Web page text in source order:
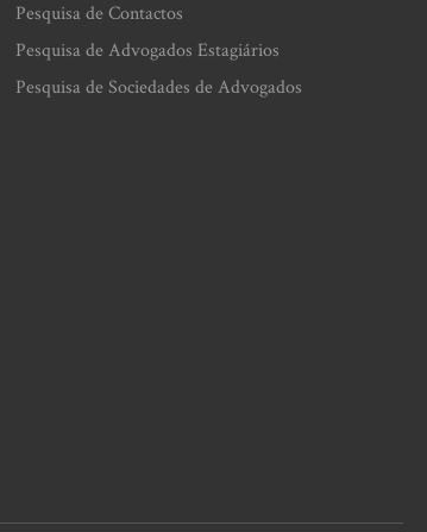
Pesquisa de Contactos
Pesquisa de Advogados Estagiários
Pesquisa de Sociedades de Advogados